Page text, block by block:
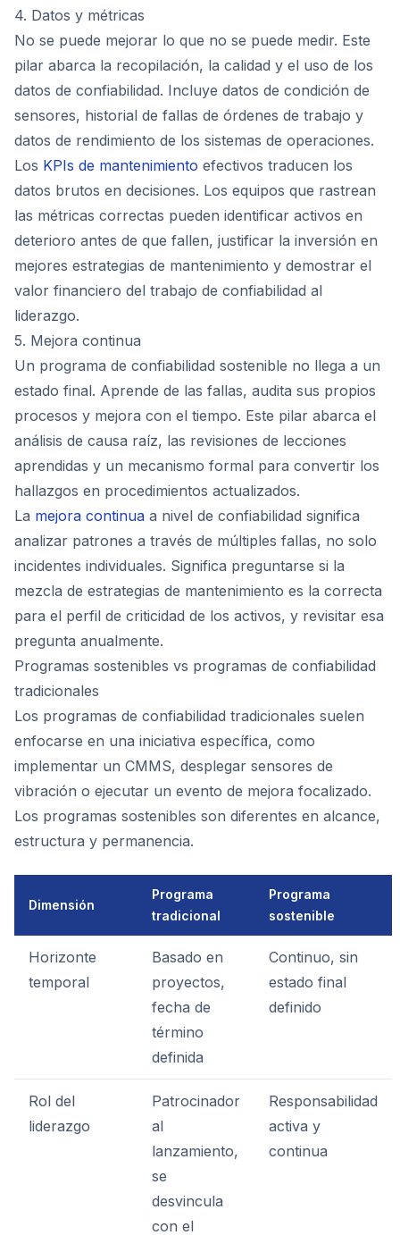
4. Datos y métricas
No se puede mejorar lo que no se puede medir. Este
pilar abarca la recopilación, la calidad y el uso de los
datos de confiabilidad. Incluye datos de condición de
sensores, historial de fallas de órdenes de trabajo y
datos de rendimiento de los sistemas de operaciones.
Los KPIs de mantenimiento efectivos traducen los
datos brutos en decisiones. Los equipos que rastrean
las métricas correctas pueden identificar activos en
deterioro antes de que fallen, justificar la inversión en
mejores estrategias de mantenimiento y demostrar el
valor financiero del trabajo de confiabilidad al
liderazgo.
5. Mejora continua
Un programa de confiabilidad sostenible no llega a un
estado final. Aprende de las fallas, audita sus propios
procesos y mejora con el tiempo. Este pilar abarca el
análisis de causa raíz, las revisiones de lecciones
aprendidas y un mecanismo formal para convertir los
hallazgos en procedimientos actualizados.
La mejora continua a nivel de confiabilidad significa
analizar patrones a través de múltiples fallas, no solo
incidentes individuales. Significa preguntarse si la
mezcla de estrategias de mantenimiento es la correcta
para el perfil de criticidad de los activos, y revisitar esa
pregunta anualmente.
Programas sostenibles vs programas de confiabilidad
tradicionales
Los programas de confiabilidad tradicionales suelen
enfocarse en una iniciativa específica, como
implementar un CMMS, desplegar sensores de
vibración o ejecutar un evento de mejora focalizado.
Los programas sostenibles son diferentes en alcance,
estructura y permanencia.
Dimensión
Programa
tradicional
Programa
sostenible
Horizonte
temporal
Basado en
proyectos,
fecha de
término
definida
Continuo, sin
estado final
definido
Rol del
liderazgo
Patrocinador
al
lanzamiento,
se
desvincula
con el
Responsabilidad
activa y
continua